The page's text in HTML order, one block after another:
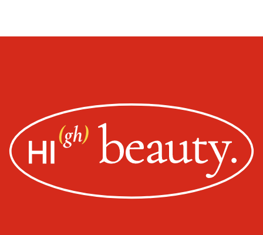
Оплата, доставка, возврат
Сайт от segoch.ru